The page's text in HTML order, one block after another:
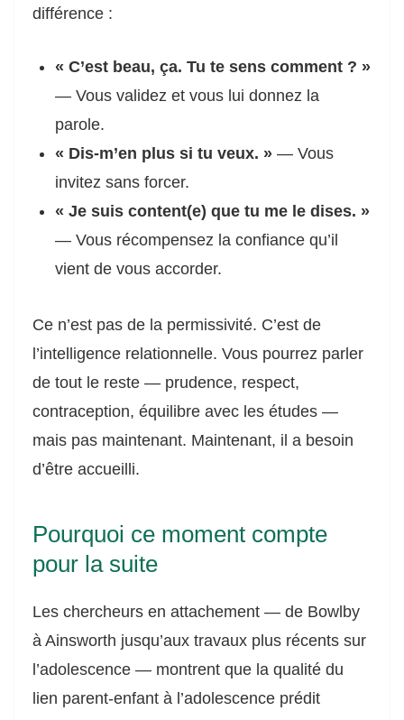
différence :
« C’est beau, ça. Tu te sens comment ? »
— Vous validez et vous lui donnez la
parole.
« Dis-m’en plus si tu veux. » — Vous
invitez sans forcer.
« Je suis content(e) que tu me le dises. »
— Vous récompensez la confiance qu’il
vient de vous accorder.
Ce n’est pas de la permissivité. C’est de
l’intelligence relationnelle. Vous pourrez parler
de tout le reste — prudence, respect,
contraception, équilibre avec les études —
mais pas maintenant. Maintenant, il a besoin
d’être accueilli.
Pourquoi ce moment compte
pour la suite
Les chercheurs en attachement — de Bowlby
à Ainsworth jusqu’aux travaux plus récents sur
l’adolescence — montrent que la qualité du
lien parent-enfant à l’adolescence prédit